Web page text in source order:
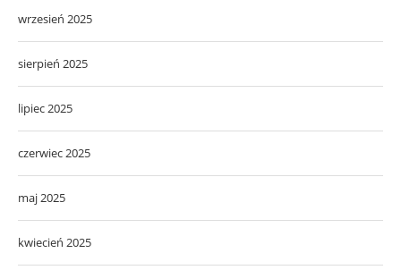
wrzesień 2025
sierpień 2025
lipiec 2025
czerwiec 2025
maj 2025
kwiecień 2025